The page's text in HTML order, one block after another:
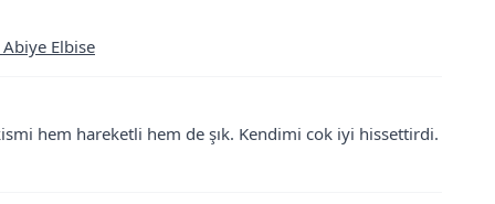
Elbise
hem hareketli hem de şık. Kendimi cok iyi hissettirdi.